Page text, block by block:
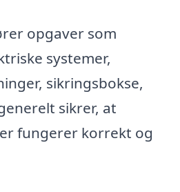
opgaver som
systemer,
sikringsbokse,
sikrer, at
fungerer korrekt og